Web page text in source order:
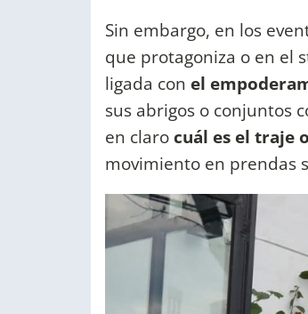
Sin embargo, en los
que protagoniza o en el
ligada con el
sus abrigos o conjuntos
en claro cuál es el traje
movimiento en prendas